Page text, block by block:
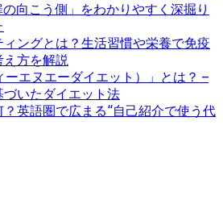
向こう側」をわかりやすく深掘り
ングとは？生活習慣や栄養で免疫
方を解説
ーエヌエーダイエット）」とは？ –
づいたダイエット法
英語圏で広まる“自己紹介で使う代